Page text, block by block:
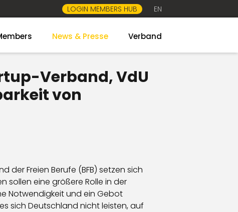
LOGIN MEMBERS HUB EN
News & Presse Verband
Verband, VdU
von
Freien Berufe (BFB) setzen sich
sollen eine größere Rolle in der
Notwendigkeit und ein Gebot
sich Deutschland nicht leisten, auf